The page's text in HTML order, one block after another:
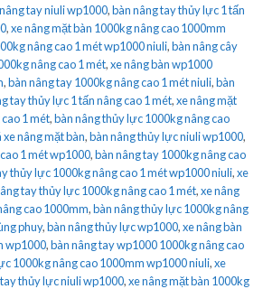
tay niuli wp1000,bàn nâng tay thủy lực 1 tấn
,xe nâng mặt bàn 1000kg nâng cao 1000mm
nâng cao 1 mét wp1000 niuli,bàn nâng cây
nâng cao 1 mét,xe nâng bàn wp1000
,bàn nâng tay 1000kg nâng cao 1 mét niuli,bàn
tay thủy lực 1 tấn nâng cao 1 mét,xe nâng mặt
1 mét,bàn nâng thủy lực 1000kg nâng cao
xe nâng mặt bàn,bàn nâng thủy lực niuli wp1000,
1 mét wp1000,bàn nâng tay 1000kg nâng cao
thủy lực 1000kg nâng cao 1 mét wp1000 niuli,xe
tay thủy lực 1000kg nâng cao 1 mét,xe nâng
cao 1000mm,bàn nâng thủy lực 1000kg nâng
phuy,bàn nâng thủy lực wp1000,xe nâng bàn
wp1000,bàn nâng tay wp1000 1000kg nâng cao
1000kg nâng cao 1000mm wp1000 niuli,xe
thủy lực niuli wp1000,xe nâng mặt bàn 1000kg